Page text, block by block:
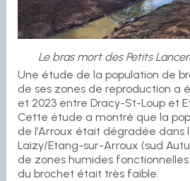
Le bras mort des Petits
Une étude de la population de
de ses zones de reproduction a
et 2023 entre Dracy-St-Loup et
Cette étude a montré que la
de l’Arroux était dégradée dans
Laizy/Etang-sur-Arroux (sud
de zones humides
du brochet était très faible.